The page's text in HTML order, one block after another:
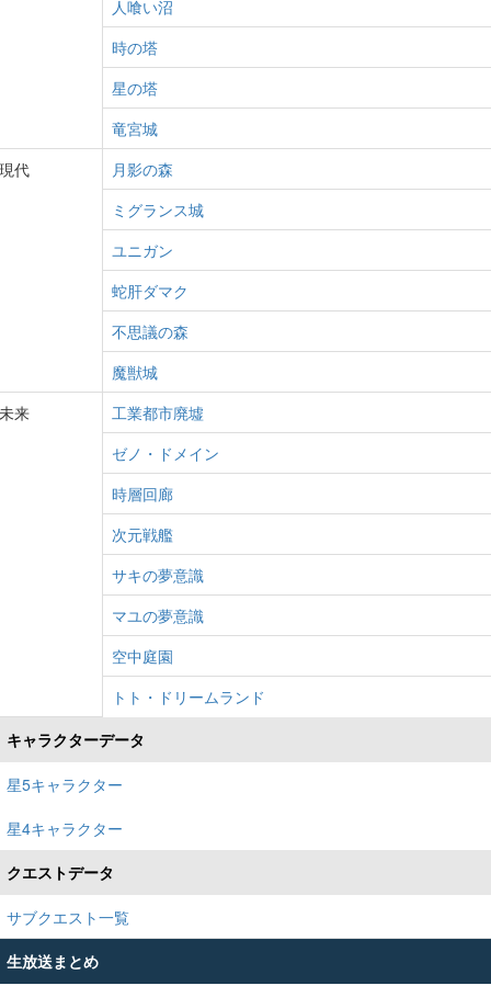
人喰い沼
時の塔
星の塔
竜宮城
現代
月影の森
ミグランス城
ユニガン
蛇肝ダマク
不思議の森
魔獣城
未来
工業都市廃墟
ゼノ・ドメイン
時層回廊
次元戦艦
サキの夢意識
マユの夢意識
空中庭園
トト・ドリームランド
キャラクターデータ
星5キャラクター
星4キャラクター
クエストデータ
サブクエスト一覧
生放送まとめ